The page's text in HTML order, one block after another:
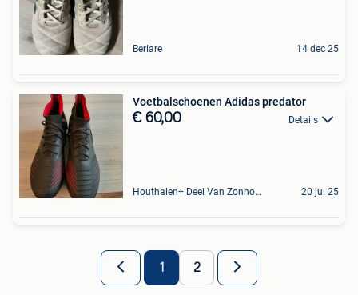
Berlare 14 dec 25
Voetbalschoenen Adidas predator
€ 60,00 Details
Houthalen+ Deel Van Zonhoven En Zolder 20 jul 25
1 2